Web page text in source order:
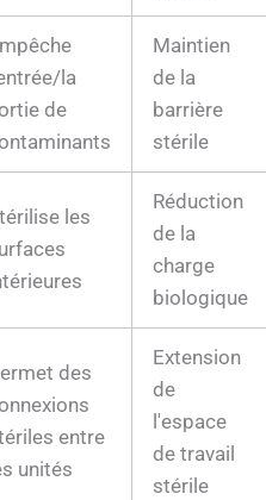
la
de
Maintien
de la
barrière
stérile
les
Réduction
de la
charge
biologique
des
entre
unités
Extension
de
l'espace
de travail
stérile